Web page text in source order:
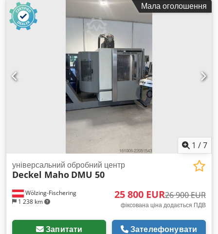
підшипники та ущільнення нові шланги тощо — нові
Мала оголошення
1 /7
Wölzing-Fischering
1 238 km
універсальний обробний центр
Deckel Maho DMU 50
25 800 EUR26 900 EUR
фіксована ціна додається ПДВ
Запитати Зателефонувати